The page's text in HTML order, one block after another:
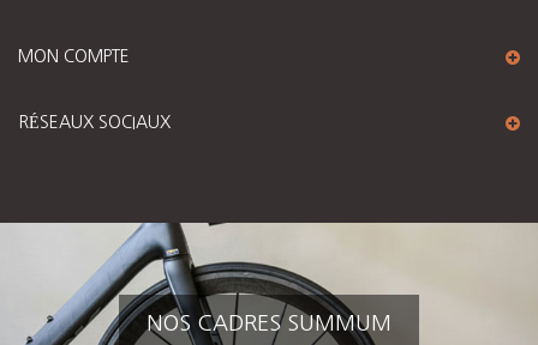
MON COMPTE
RÉSEAUX SOCIAUX
NOS CADRES SUMMUM